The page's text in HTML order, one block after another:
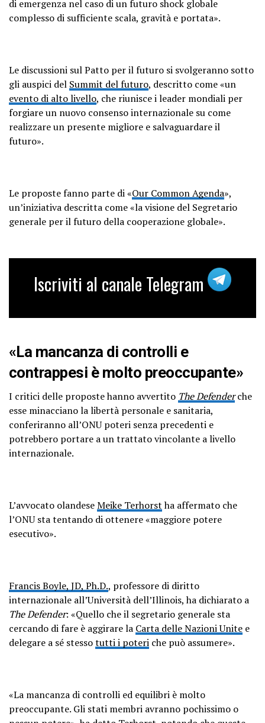
di emergenza nel caso di un futuro shock globale
complesso di sufficiente scala, gravità e portata».
Le discussioni sul Patto per il futuro si svolgeranno sotto
gli auspici del Summit del futuro, descritto come «un
evento di alto livello, che riunisce i leader mondiali per
forgiare un nuovo consenso internazionale su come
realizzare un presente migliore e salvaguardare il
futuro».
Le proposte fanno parte di «Our Common Agenda»,
un’iniziativa descritta come «la visione del Segretario
generale per il futuro della cooperazione globale».
Iscriviti al canale Telegram
«La mancanza di controlli e
contrappesi è molto preoccupante»
I critici delle proposte hanno avvertito The Defenderche
esse minacciano la libertà personale e sanitaria,
conferiranno all’ONU poteri senza precedenti e
potrebbero portare a un trattato vincolante a livello
internazionale.
L’avvocato olandeseMeike Terhorstha affermato che
l’ONU sta tentando di ottenere «maggiore potere
esecutivo».
Francis Boyle, JD, Ph.D., professore di diritto
internazionale all’Università dell’Illinois, ha dichiarato a
The Defender: «Quello che il segretario generale sta
cercando di fare è aggirare la Carta delle Nazioni Unite e
delegare a sé stessotutti i poteri che può assumere».
«La mancanza di controlli ed equilibri è molto
preoccupante. Gli stati membri avranno pochissimo o